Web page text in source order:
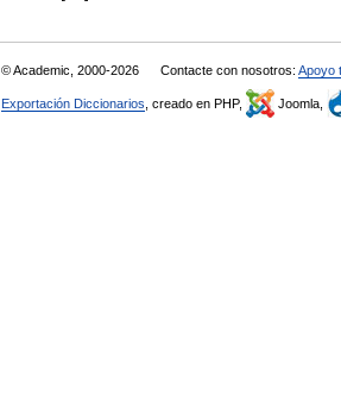
© Academic, 2000-2026 Contacte con nosotros: Apoyo
Exportación Diccionarios , creado en PHP, Joomla,